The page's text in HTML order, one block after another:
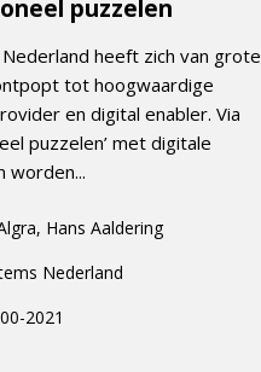
puzzelen
heeft zich van grote
tot hoogwaardige
en digital enabler. Via
puzzelen’ met digitale
worden...
Hans Aaldering
Nederland
2021